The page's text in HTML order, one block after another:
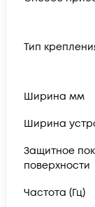
Тип
Ширина мм
Ширина
Защитное
поверхности
Частота (Гц)